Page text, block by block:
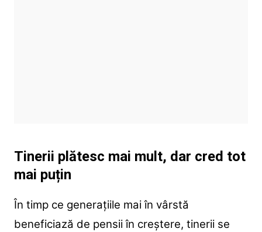
Tinerii plătesc mai mult, dar cred tot
mai puțin
În timp ce generațiile mai în vârstă
beneficiază de pensii în creștere, tinerii se